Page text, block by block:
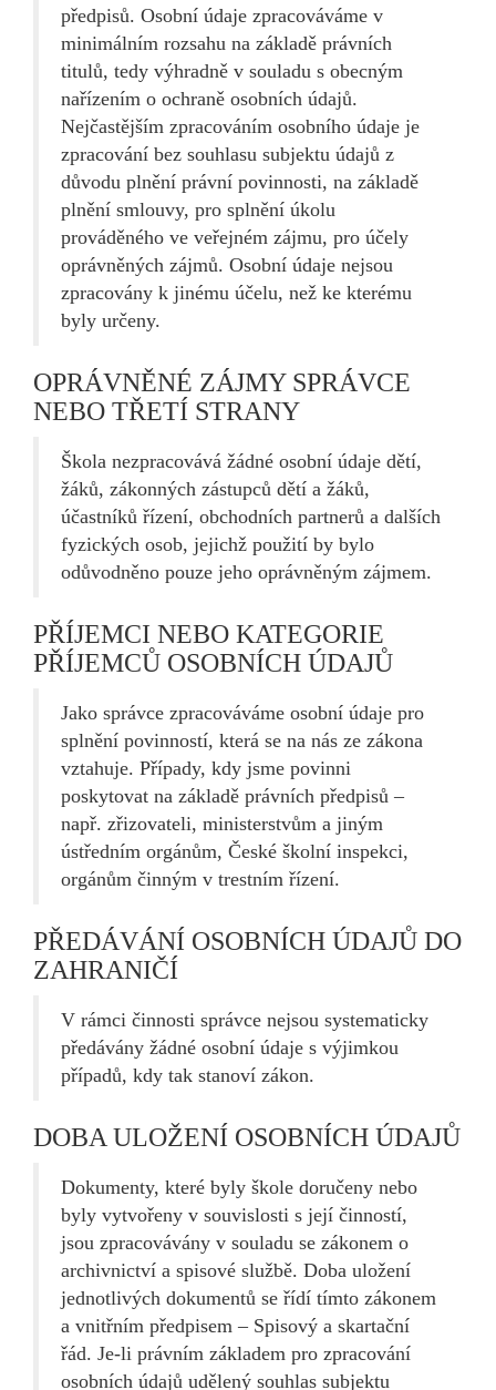
předpisů. Osobní údaje zpracováváme v
minimálním rozsahu na základě právních
titulů, tedy výhradně v souladu s obecným
nařízením o ochraně osobních údajů.
Nejčastějším zpracováním osobního údaje je
zpracování bez souhlasu subjektu údajů z
důvodu plnění právní povinnosti, na základě
plnění smlouvy, pro splnění úkolu
prováděného ve veřejném zájmu, pro účely
oprávněných zájmů. Osobní údaje nejsou
zpracovány k jinému účelu, než ke kterému
byly určeny.
OPRÁVNĚNÉ ZÁJMY SPRÁVCE
NEBO TŘETÍ STRANY
Škola nezpracovává žádné osobní údaje dětí,
žáků, zákonných zástupců dětí a žáků,
účastníků řízení, obchodních partnerů a dalších
fyzických osob, jejichž použití by bylo
odůvodněno pouze jeho oprávněným zájmem.
PŘÍJEMCI NEBO KATEGORIE
PŘÍJEMCŮ OSOBNÍCH ÚDAJŮ
Jako správce zpracováváme osobní údaje pro
splnění povinností, která se na nás ze zákona
vztahuje. Případy, kdy jsme povinni
poskytovat na základě právních předpisů –
např. zřizovateli, ministerstvům a jiným
ústředním orgánům, České školní inspekci,
orgánům činným v trestním řízení.
PŘEDÁVÁNÍ OSOBNÍCH ÚDAJŮ DO
ZAHRANIČÍ
V rámci činnosti správce nejsou systematicky
předávány žádné osobní údaje s výjimkou
případů, kdy tak stanoví zákon.
DOBA ULOŽENÍ OSOBNÍCH ÚDAJŮ
Dokumenty, které byly škole doručeny nebo
byly vytvořeny v souvislosti s její činností,
jsou zpracovávány v souladu se zákonem o
archivnictví a spisové službě. Doba uložení
jednotlivých dokumentů se řídí tímto zákonem
a vnitřním předpisem – Spisový a skartační
řád. Je-li právním základem pro zpracování
osobních údajů udělený souhlas subjektu